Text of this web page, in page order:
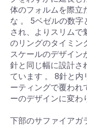
体のフォルムを際立
な 。 5ベゼルの数
され、よりスリムで
のリングのタイミン
スケールのデザイン
針と同じ幅に設計さ
ています 。 8針と内
ーティングで覆われ
ーのデザインに変わ
下部のサファイアガ